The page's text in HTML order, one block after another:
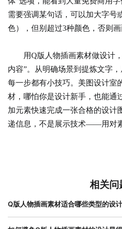
需要强调某句话，可以加大字号
色），但别超过3种颜色，否则画
用Q版人物插画素材做设计
内容”。从明确场景到提炼文字
每一步都有小技巧。美图设计室
材，哪怕你是设计新手，也能通
加元素快速完成一张合格的设计
递信息，不是展示技术——用对
相关问
Q版人物插画素材适合哪些类型的设
Q版人物插画素材的适配性很强，最
公众号封面、朋友圈海报、社群活动